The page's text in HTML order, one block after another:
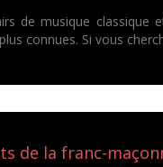
de musique classique
connues. Si vous
de la franc-